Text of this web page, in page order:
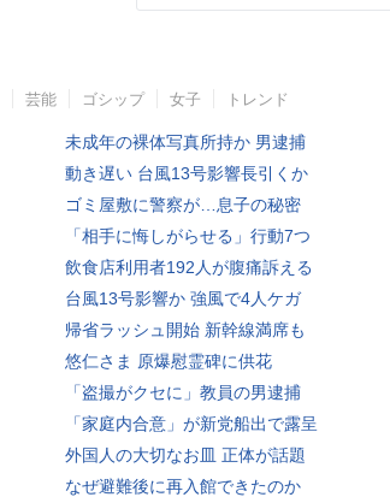
芸能 ゴシップ 女子 トレンド
未成年の裸体写真所持か 男逮捕
動き遅い 台風13号影響長引くか
ゴミ屋敷に警察が…息子の秘密
「相手に悔しがらせる」行動7つ
飲食店利用者192人が腹痛訴える
台風13号影響か 強風で4人ケガ
帰省ラッシュ開始 新幹線満席も
悠仁さま 原爆慰霊碑に供花
「盗撮がクセに」教員の男逮捕
「家庭内合意」が新党船出で露呈
外国人の大切なお皿 正体が話題
なぜ避難後に再入館できたのか